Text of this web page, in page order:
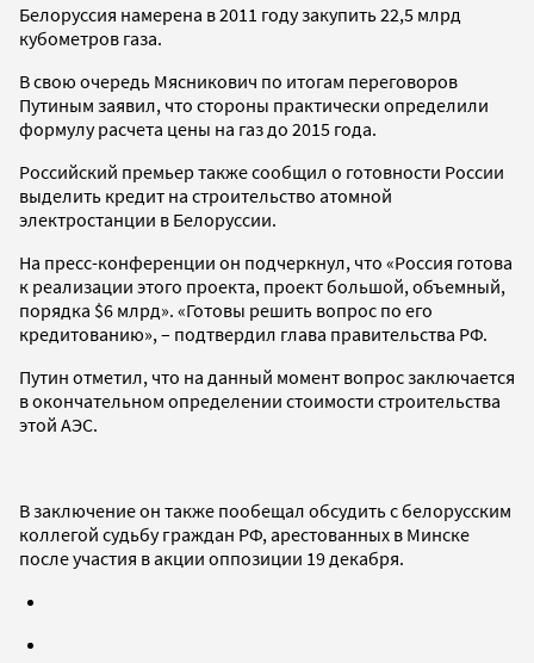
Белоруссия намерена в 2011 году закупить 22,5 млрд
кубометров газа.
В свою очередь Мясникович по итогам переговоров
Путиным заявил, что стороны практически определили
формулу расчета цены на газ до 2015 года.
Российский премьер также сообщил о готовности России
выделить кредит на строительство атомной
электростанции в Белоруссии.
На пресс-конференции он подчеркнул, что «Россия готова
к реализации этого проекта, проект большой, объемный,
порядка $6 млрд». «Готовы решить вопрос по его
кредитованию», – подтвердил глава правительства РФ.
Путин отметил, что на данный момент вопрос заключается
в окончательном определении стоимости строительства
этой АЭС.
В заключение он также пообещал обсудить с белорусским
коллегой судьбу граждан РФ, арестованных в Минске
после участия в акции оппозиции 19 декабря.